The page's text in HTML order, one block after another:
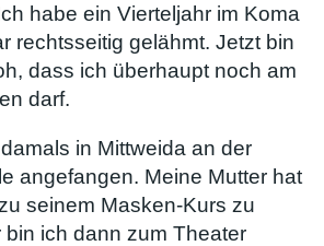
habe ein Vierteljahr im Koma
rechtsseitig gelähmt. Jetzt bin
dass ich überhaupt noch am
darf.
in Mittweida an der
angefangen. Meine Mutter hat
seinem Masken-Kurs zu
ich dann zum Theater